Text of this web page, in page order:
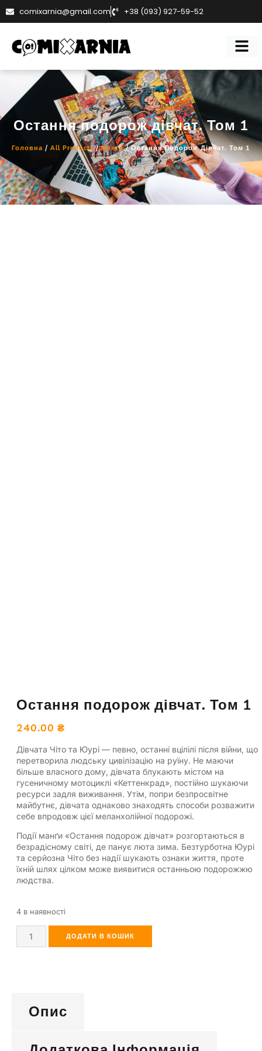
comixarnia@gmail.com +38 (093) 927-59-52
Остання подорож дівчат. Том 1
Головна / All Products/Манґа/ Остання Подорож Дівчат. Том 1
Остання подорож дівчат. Том 1
240.00 ₴
Дівчата Чіто та Юурі — певно, останні вцілілі після війни, що
перетворила людську цивілізацію на руїну. Не маючи
більше власного дому, дівчата блукають містом на
гусеничному мотоциклі «Кеттенкрад», постійно шукаючи
ресурси задля виживання. Утім, попри безпросвітне
майбутнє, дівчата однаково знаходять способи розважити
себе впродовж цієї меланхолійної подорожі.
Події манґи «Остання подорож дівчат» розгортаються в
безрадісному світі, де панує люта зима. Безтурботна Юурі
та серйозна Чіто без надії шукають ознаки життя, проте
їхній шлях цілком може виявитися останньою подорожжю
людства.
4 в наявності
ДОДАТИ В КОШИК
Опис